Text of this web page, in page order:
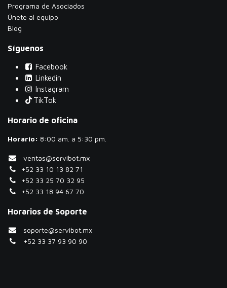
​Programa de Asociados
Únete al equipo
Blog
Síguenos
Facebook
Linkedin
Instagram
TikTok
Horario de oficina
Horario: ​8:00 am. a 5:30 pm.
ventas@servibot.mx
+52 33 10 13 82 71
+52 33 25 70 32 95
+52 33 18 94 67 70
Horarios de Soporte
soporte@servibot.mx
+52 33 37 93 90 90